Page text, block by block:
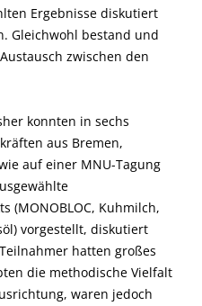
Ergebnisse diskutiert
Gleichwohl bestand und
zwischen den
konnten in sechs
aus Bremen,
auf einer MNU-Tagung
(MONOBLOC, Kuhmilch,
vorgestellt, diskutiert
hatten großes
die methodische Vielfalt
waren jedoch